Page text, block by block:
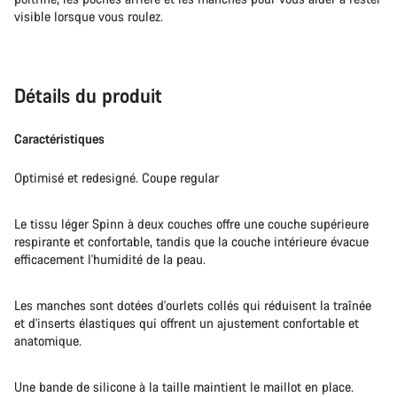
visible lorsque vous roulez.
Détails du produit
Caractéristiques
Optimisé et redesigné. Coupe regular
Le tissu léger Spinn à deux couches offre une couche supérieure
respirante et confortable, tandis que la couche intérieure évacue
efficacement l'humidité de la peau.
Les manches sont dotées d'ourlets collés qui réduisent la traînée
et d'inserts élastiques qui offrent un ajustement confortable et
anatomique.
Une bande de silicone à la taille maintient le maillot en place.